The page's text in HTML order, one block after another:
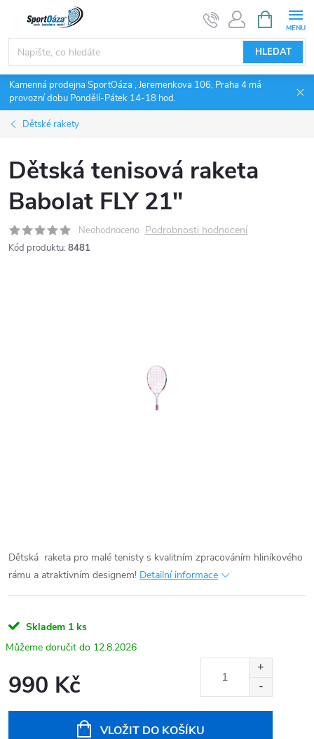
obsah
HLEDAT
NÁKUPNÍ
KOŠÍK
Kamenná prodejna SportOáza , Jeremenkova 106, Praha 4 má
provozní dobu Pondělí-Pátek 14-18 hod.
Dětské rakety
Dětská tenisová raketa
Babolat FLY 21"
Neohodnoceno Podrobnosti hodnocení
Kód produktu: 8481
Dětská raketa pro malé tenisty s kvalitním zpracováním hliníkového
rámu a atraktivním designem! Detailní informace
Skladem 1 ks
12.8.2026
990 Kč
VLOŽIT DO KOŠÍKU